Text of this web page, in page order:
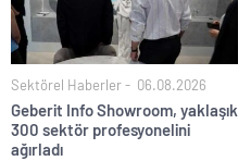
Sektörel Haberler 06.08.2026
Geberit Info Showroom, yaklaşık
300 sektör profesyonelini
ağırladı